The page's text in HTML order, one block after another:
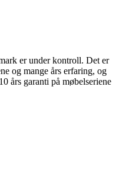
er under kontroll. Det er
og mange års erfaring, og
års garanti på møbelseriene